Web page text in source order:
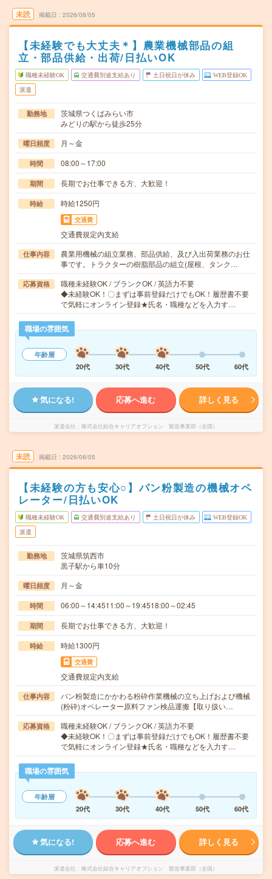
未読 掲載日 2026/08/05
【未経験でも大丈夫＊】農業機械部品の組
立・部品供給・出荷/日払いOK
職種未経験OK 交通費別途支給あり 土日祝日が休み WEB登録OK
派遣
勤務地
茨城県つくばみらい市
みどりの駅から徒歩25分
曜日頻度 月～金
時間 08:00～17:00
期間 長期でお仕事できる方、大歓迎！
時給 時給1250円
交通費
交通費規定内支給
仕事内容
農業用機械の組立業務、部品供給、及び入出荷業務のお仕
事です。トラクターの樹脂部品の組立(屋根、タンク…
応募資格
職種未経験OK / ブランクOK / 英語力不要
◆未経験OK！〇まずは事前登録だけでもOK！履歴書不要
で気軽にオンライン登録★氏名・職種などを入力す…
職場の雰囲気
年齢層
20代
30代 40代 50代 60代
気になる! 応募へ進む 詳しく見る
派遣会社 株式会社綜合キャリアオプション 製造事業部（全国）
未読 掲載日 2026/08/05
【未経験の方も安心○】パン粉製造の機械オペ
レーター/日払いOK
職種未経験OK 交通費別途支給あり 土日祝日が休み WEB登録OK
派遣
勤務地
茨城県筑西市
黒子駅から車10分
曜日頻度 月～金
時間 06:00～14:4511:00～19:4518:00～02:45
期間 長期でお仕事できる方、大歓迎！
時給 時給1300円
交通費
交通費規定内支給
仕事内容
パン粉製造にかかわる粉砕作業機械の立ち上げおよび機械
(粉砕)オペレーター原料ファン検品運搬【取り扱い…
応募資格
職種未経験OK / ブランクOK / 英語力不要
◆未経験OK！〇まずは事前登録だけでもOK！履歴書不要
で気軽にオンライン登録★氏名・職種などを入力す…
職場の雰囲気
年齢層
20代
30代 40代 50代 60代
気になる! 応募へ進む 詳しく見る
派遣会社 株式会社綜合キャリアオプション 製造事業部（全国）